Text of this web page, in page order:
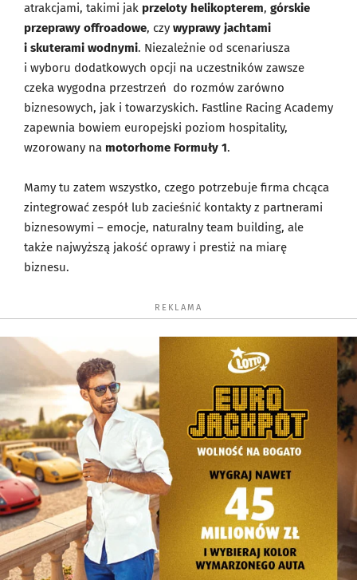
atrakcjami, takimi jak przeloty helikopterem, górskie
przeprawy offroadowe, czy wyprawy jachtami
i skuterami wodnymi. Niezależnie od scenariusza
i wyboru dodatkowych opcji na uczestników zawsze
czeka wygodna przestrzeń do rozmów zarówno
biznesowych, jak i towarzyskich. Fastline Racing Academy
zapewnia bowiem europejski poziom hospitality,
wzorowany na motorhome Formuły 1.
Mamy tu zatem wszystko, czego potrzebuje firma chcąca
zintegrować zespół lub zacieśnić kontakty z partnerami
biznesowymi – emocje, naturalny team building, ale
także najwyższą jakość oprawy i prestiż na miarę
biznesu.
REKLAMA